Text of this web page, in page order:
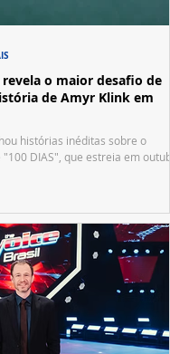
revela o maior desafio de
de Amyr Klink em
histórias inéditas sobre o
DIAS", que estreia em